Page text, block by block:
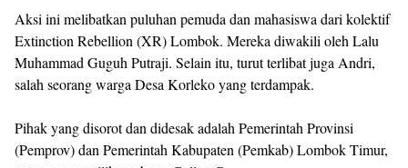
Aksi ini melibatkan puluhan pemuda dan mahasiswa dari kolektif
Extinction Rebellion (XR) Lombok. Mereka diwakili oleh Lalu
Muhammad Guguh Putraji. Selain itu, turut terlibat juga Andri,
salah seorang warga Desa Korleko yang terdampak.
Pihak yang disorot dan didesak adalah Pemerintah Provinsi
(Pemprov) dan Pemerintah Kabupaten (Pemkab) Lombok Timur,